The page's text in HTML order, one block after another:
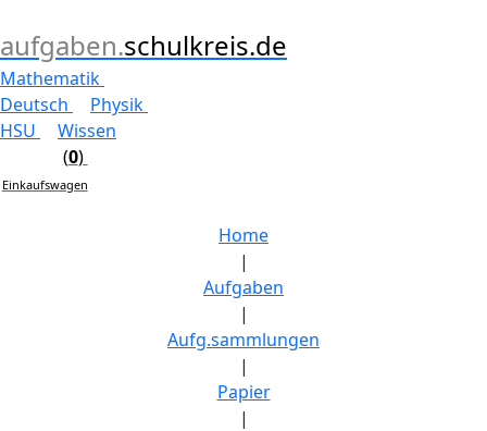
aufgaben.schulkreis.de
Mathematik
Deutsch
Physik
HSU
Wissen
(0)
Einkaufswagen
Home
|
Aufgaben
|
Aufg.sammlungen
|
Papier
|